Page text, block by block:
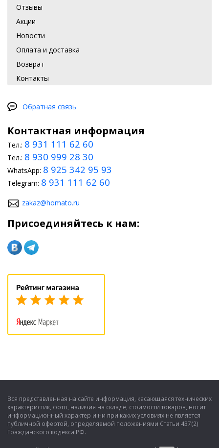
Отзывы
Акции
Новости
Оплата и доставка
Возврат
Контакты
Обратная связь
Контактная информация
Тел.: 8 931 111 62 60
Тел.: 8 930 999 28 30
WhatsApp: 8 925 342 95 93
Telegram: 8 931 111 62 60
zakaz@homato.ru
Присоединяйтесь к нам:
Вся представленная на сайте информация, касающаяся технических
характеристик, фото, наличия на складе, стоимости товаров, носит
информационный характер и ни при каких условиях не является
публичной офертой, определяемой положениями Статьи 437(2)
Гражданского кодекса РФ.